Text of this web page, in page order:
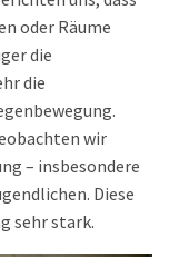
oder Räume
die
die
wir
– insbesondere
Diese
sehr stark.